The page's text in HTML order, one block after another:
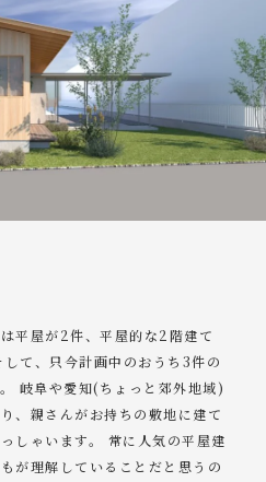
平屋が2件、平屋的な2階建て
て、只今計画中のおうち3件の
岐阜や愛知(ちょっと郊外地域)
、親さんがお持ちの敷地に建て
しゃいます。 常に人気の平屋建
が理解していることだと思うの